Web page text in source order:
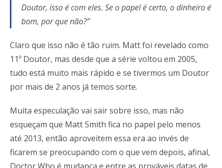
Doutor, isso é com eles. Se o papel é certo, o dinheiro é
bom, por que não?”
Claro que isso não é tão ruim. Matt foi revelado como
11º Doutor, mas desde que a série voltou em 2005,
tudo está muito mais rápido e se tivermos um Doutor
por mais de 2 anos já temos sorte.
Muita especulação vai sair sobre isso, mas não
esqueçam que Matt Smith fica no papel pelo menos
até 2013, então aproveitem essa era ao invés de
ficarem se preocupando com o que vem depois, afinal,